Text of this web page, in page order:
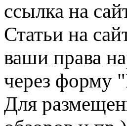
ссылка на
Статьи на
ваши права
через форму
Для